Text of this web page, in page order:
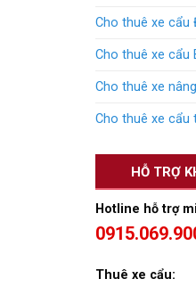
Cho thuê xe cẩu
Cho thuê xe cẩu
Cho thuê xe nâng
Cho thuê xe cẩu
HỖ TRỢ
Hotline hỗ trợ
Thuê xe cẩu: